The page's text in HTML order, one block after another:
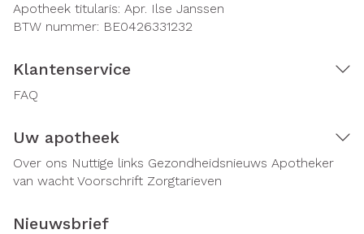
Apotheek titularis: Apr. Ilse Janssen
BTW nummer: BE0426331232
Klantenservice
FAQ
Uw apotheek
Over ons Nuttige links Gezondheidsnieuws Apotheker
van wacht Voorschrift Zorgtarieven
Nieuwsbrief